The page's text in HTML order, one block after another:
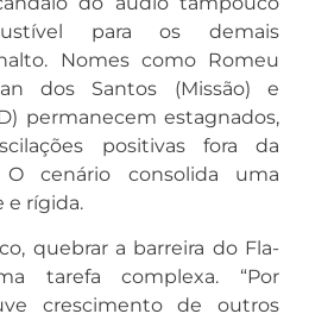
para os demais
Nomes como Romeu
dos Santos (Missão) e
permanecem estagnados,
positivas fora da
cenário consolida uma
e rígida.
quebrar a barreira do Fla-
tarefa complexa. “Por
crescimento de outros